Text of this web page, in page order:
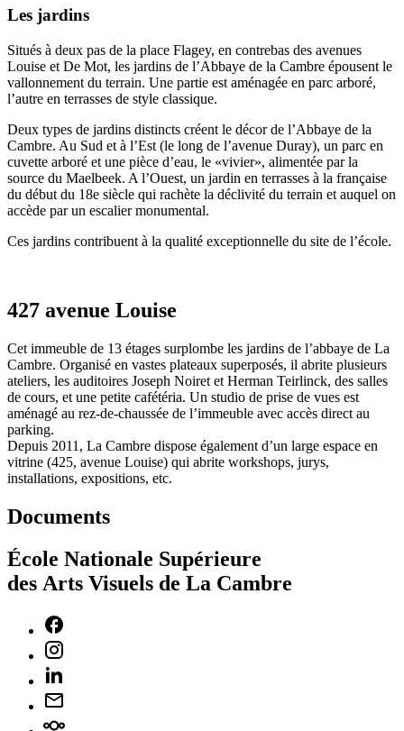
Les jardins
Situés à deux pas de la place Flagey, en contrebas des avenues
Louise et De Mot, les jardins de l’Abbaye de la Cambre épousent le
vallonnement du terrain. Une partie est aménagée en parc arboré,
l’autre en terrasses de style classique.
Deux types de jardins distincts créent le décor de l’Abbaye de la
Cambre. Au Sud et à l’Est (le long de l’avenue Duray), un parc en
cuvette arboré et une pièce d’eau, le «vivier», alimentée par la
source du Maelbeek. A l’Ouest, un jardin en terrasses à la française
du début du 18e siècle qui rachète la déclivité du terrain et auquel on
accède par un escalier monumental.
Ces jardins contribuent à la qualité exceptionnelle du site de l’école.
427 avenue Louise
Cet immeuble de 13 étages surplombe les jardins de l’abbaye de La
Cambre. Organisé en vastes plateaux superposés, il abrite plusieurs
ateliers, les auditoires Joseph Noiret et Herman Teirlinck, des salles
de cours, et une petite cafétéria. Un studio de prise de vues est
aménagé au rez-de-chaussée de l’immeuble avec accès direct au
parking.
Depuis 2011, La Cambre dispose également d’un large espace en
vitrine (425, avenue Louise) qui abrite workshops, jurys,
installations, expositions, etc.
Documents
École Nationale Supérieure
des Arts Visuels de La Cambre